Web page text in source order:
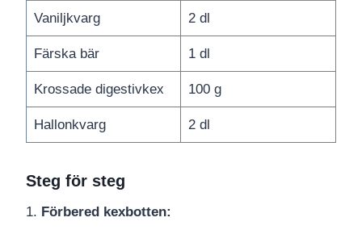
Vaniljkvarg 2 dl
Färska bär 1 dl
Krossade digestivkex 100 g
Hallonkvarg 2 dl
Steg för steg
1. Förbered kexbotten: